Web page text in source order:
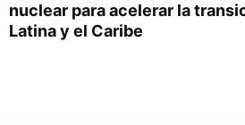
nuclear para acelerar la
Latina y el Caribe